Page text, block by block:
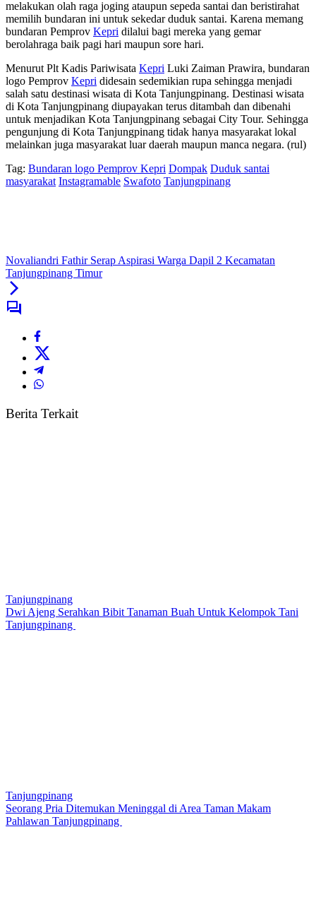
melakukan olah raga joging ataupun sepeda santai dan beristirahat
memilih bundaran ini untuk sekedar duduk santai. Karena memang
bundaran Pemprov Kepri dilalui bagi mereka yang gemar
berolahraga baik pagi hari maupun sore hari.
Menurut Plt Kadis Pariwisata Kepri Luki Zaiman Prawira, bundaran
logo Pemprov Kepri didesain sedemikian rupa sehingga menjadi
salah satu destinasi wisata di Kota Tanjungpinang. Destinasi wisata
di Kota Tanjungpinang diupayakan terus ditambah dan dibenahi
untuk menjadikan Kota Tanjungpinang sebagai City Tour. Sehingga
pengunjung di Kota Tanjungpinang tidak hanya masyarakat lokal
melainkan juga masyarakat luar daerah maupun manca negara. (rul)
Tag: Bundaran logo Pemprov Kepri Dompak Duduk santai
masyarakat Instagramable Swafoto Tanjungpinang
Novaliandri Fathir Serap Aspirasi Warga Dapil 2 Kecamatan
Tanjungpinang Timur
Berita Terkait
Tanjungpinang
Dwi Ajeng Serahkan Bibit Tanaman Buah Untuk Kelompok Tani
Tanjungpinang
Tanjungpinang
Seorang Pria Ditemukan Meninggal di Area Taman Makam
Pahlawan Tanjungpinang